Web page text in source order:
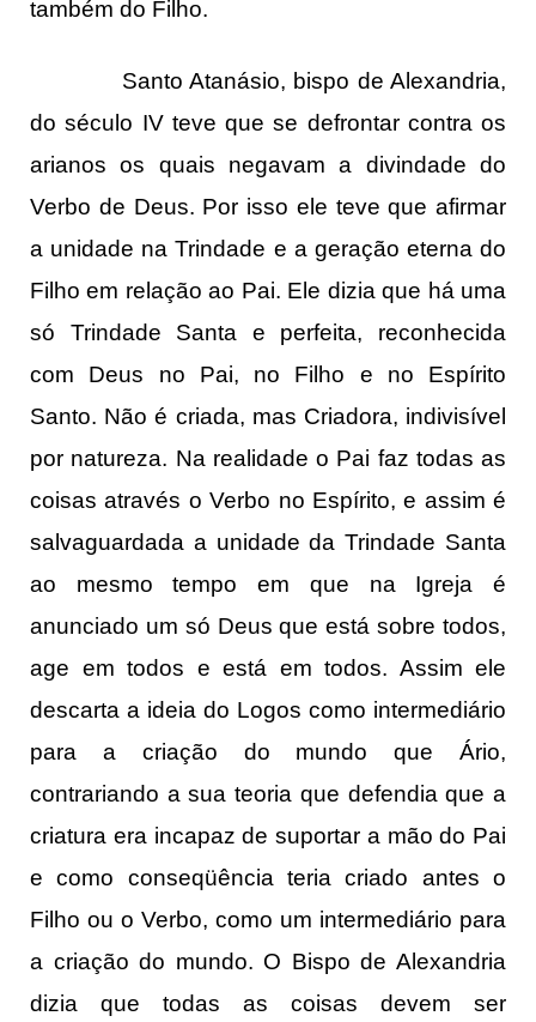
também do Filho.
Santo Atanásio, bispo de Alexandria,
do século IV teve que se defrontar contra os
arianos os quais negavam a divindade do
Verbo de Deus. Por isso ele teve que afirmar
a unidade na Trindade e a geração eterna do
Filho em relação ao Pai. Ele dizia que há uma
só Trindade Santa e perfeita, reconhecida
com Deus no Pai, no Filho e no Espírito
Santo. Não é criada, mas Criadora, indivisível
por natureza. Na realidade o Pai faz todas as
coisas através o Verbo no Espírito, e assim é
salvaguardada a unidade da Trindade Santa
ao mesmo tempo em que na Igreja é
anunciado um só Deus que está sobre todos,
age em todos e está em todos. Assim ele
descarta a ideia do Logos como intermediário
para a criação do mundo que Ário,
contrariando a sua teoria que defendia que a
criatura era incapaz de suportar a mão do Pai
e como conseqüência teria criado antes o
Filho ou o Verbo, como um intermediário para
a criação do mundo. O Bispo de Alexandria
dizia que todas as coisas devem ser